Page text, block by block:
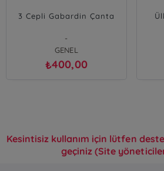
3 Cepli Gabardin Çanta
-
GENEL
₺400,00
Kesintisiz kullanım için lütfen
geçiniz (Site